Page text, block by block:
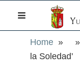
Home » »
la Soledad’